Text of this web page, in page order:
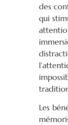
des
qui
Les